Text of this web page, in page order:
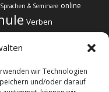
wir Technologien
und/oder darauf
& Seminare online
Verben